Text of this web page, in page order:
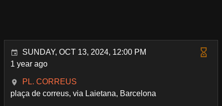
SUNDAY, OCT 13, 2024, 12:00 PM
1 year ago
PL. CORREUS
plaça de correus, via Laietana, Barcelona